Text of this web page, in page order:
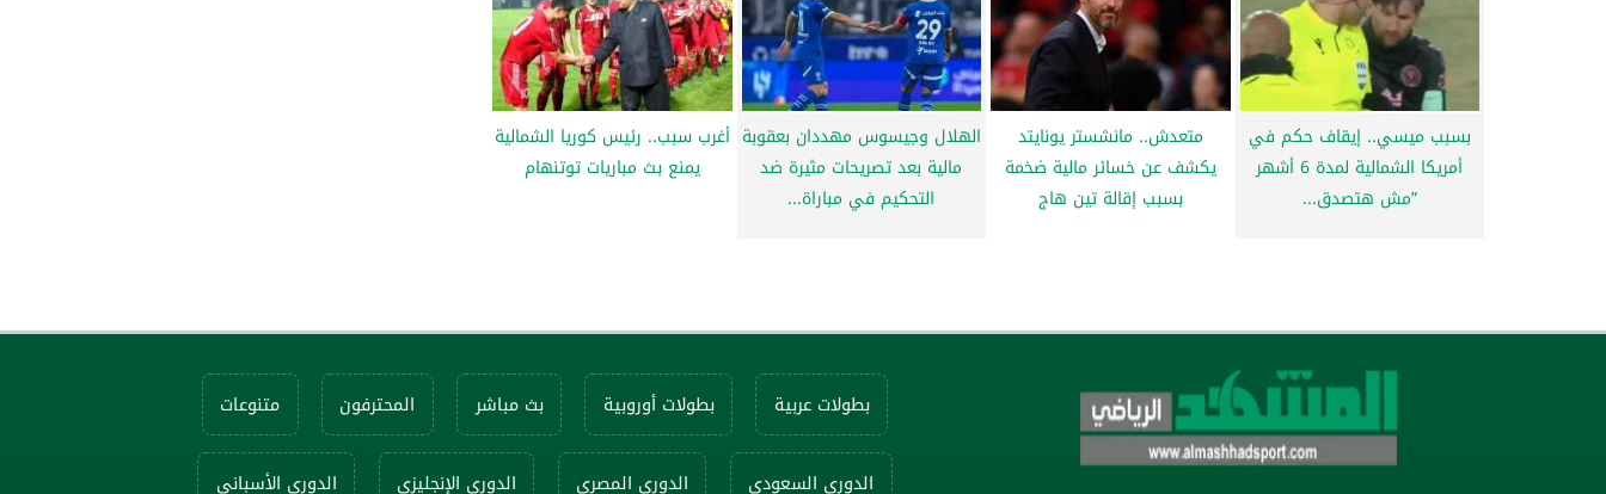
بسبب ميسي.. إيقاف حكم في
أمريكا الشمالية لمدة 6 أشهر
”مش هتصدق...
متعدش.. مانشستر يونايتد
يكشف عن خسائر مالية ضخمة
بسبب إقالة تين هاج
الهلال وجيسوس مهددان بعقوبة
مالية بعد تصريحات مثيرة ضد
التحكيم في مباراة...
أغرب سبب.. رئيس كوريا الشمالية
يمنع بث مباريات توتنهام
بطولات عربية بطولات أوروبية بث مباشر المحترفون متنوعات
الدوري السعودي الدوري المصري الدوري الإنجليزي الدوري الأسباني